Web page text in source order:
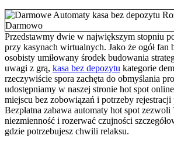
Przedstawmy dwie w największym stopniu
przy kasynach wirtualnych. Jako że ogół fan
osobisty umiłowany środek budowania
uwagi z grą, kasa bez depozytu kategorie
rzeczywiście spora zachęta do obmyślania
udostępniamy w naszej stronie hot spot
miejscu bez zobowiązań i potrzeby
Bezpłatna zabawa automaty hot spot zezwoli
niezmienność i rozerwać czujności
gdzie potrzebujesz chwili relaksu.